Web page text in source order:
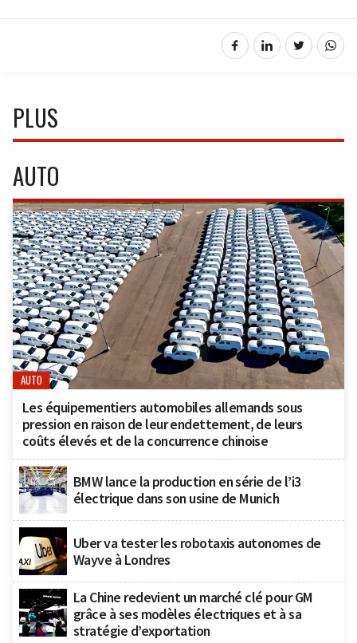
PLUS
AUTO
AUTO
Les équipementiers automobiles allemands sous
pression en raison de leur endettement, de leurs
coûts élevés et de la concurrence chinoise
BMW lance la production en série de l’i3
électrique dans son usine de Munich
Uber va tester les robotaxis autonomes de
Wayve à Londres
La Chine redevient un marché clé pour GM
grâce à ses modèles électriques et à sa
stratégie d’exportation